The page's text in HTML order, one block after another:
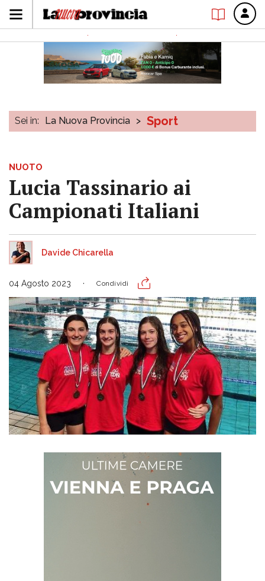
Sei in: La Nuova Provincia > Sport
NUOTO
Lucia Tassinario ai
Campionati Italiani
Davide Chicarella
04 Agosto 2023 Condividi